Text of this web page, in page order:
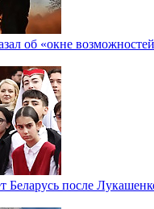
об «окне
Беларусь после